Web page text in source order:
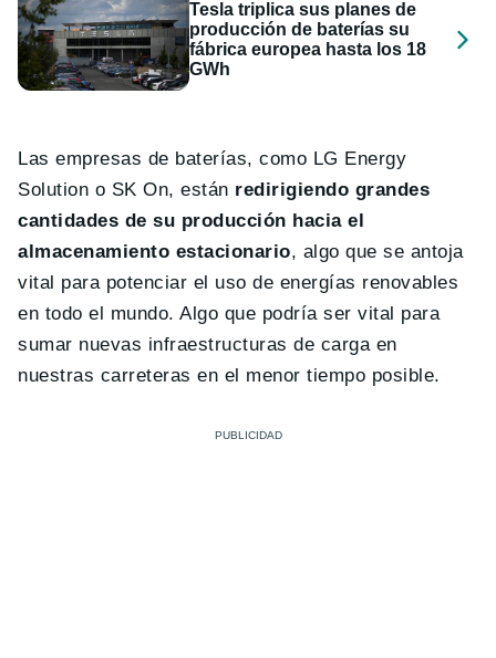
Tesla triplica sus planes de
producción de baterías su
fábrica europea hasta los 18
GWh
Las empresas de baterías, como LG Energy
Solution o SK On, están redirigiendo grandes
cantidades de su producción hacia el
almacenamiento estacionario, algo que se antoja
vital para potenciar el uso de energías renovables
en todo el mundo. Algo que podría ser vital para
sumar nuevas infraestructuras de carga en
nuestras carreteras en el menor tiempo posible.